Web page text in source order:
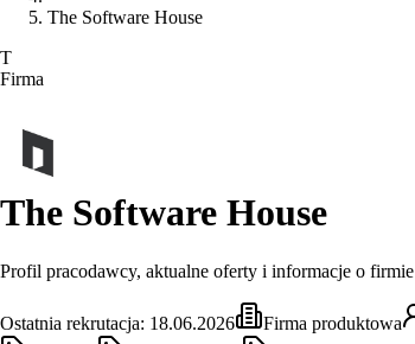
The Software House
T
Firma
The Software House
Profil pracodawcy, aktualne oferty i informacje o firmie
Ostatnia rekrutacja: 18.06.2026 Firma produktowa